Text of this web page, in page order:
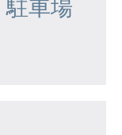
駐車場